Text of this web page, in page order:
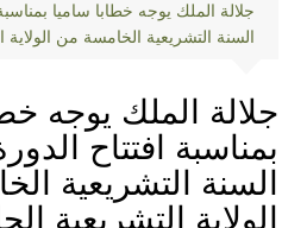
جلالة الملك يوجه خطابا ساميا
السنة التشريعية الخامسة من الولاية
جلالة الملك يوجه
بمناسبة افتتاح
السنة التشريعية
الولاية التشريعية